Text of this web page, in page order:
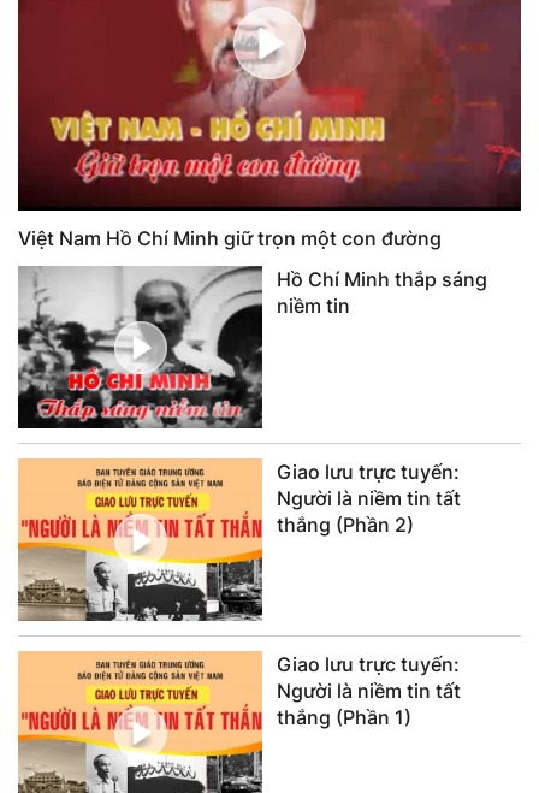
Việt Nam Hồ Chí Minh giữ trọn một con đường
Hồ Chí Minh thắp sáng
niềm tin
Giao lưu trực tuyến:
Người là niềm tin tất
thắng (Phần 2)
Giao lưu trực tuyến:
Người là niềm tin tất
thắng (Phần 1)